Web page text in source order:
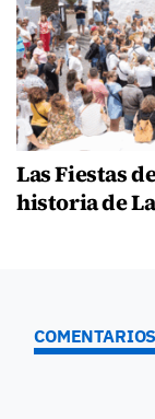
Las Fiestas
historia de
COMENTARIOS